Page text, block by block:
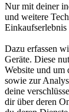
Nur mit deiner
und weitere
Einkaufserlebnis
Dazu erfassen
Geräte. Diese
Website und um
sowie zur
deine
dir über deren